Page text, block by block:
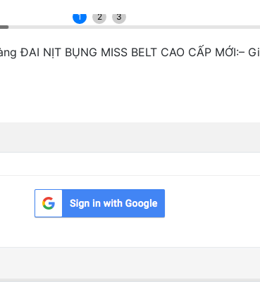
1 2 3
ĐAI NỊT BỤNG MISS BELT CAO CẤP MỚI:– Gi